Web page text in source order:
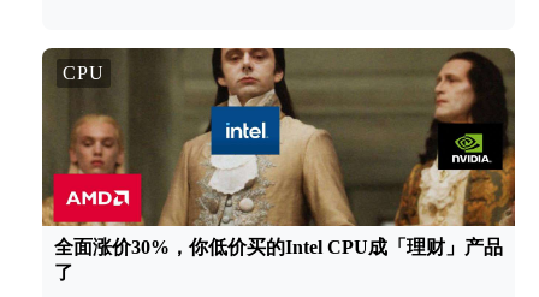
CPU
全面涨价30%，你低价买的Intel CPU成「理财」产品
了